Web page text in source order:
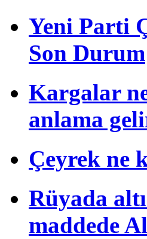
Yeni Parti
Son Durum
Kargalar
anlama
Çeyrek ne
Rüyada
maddede